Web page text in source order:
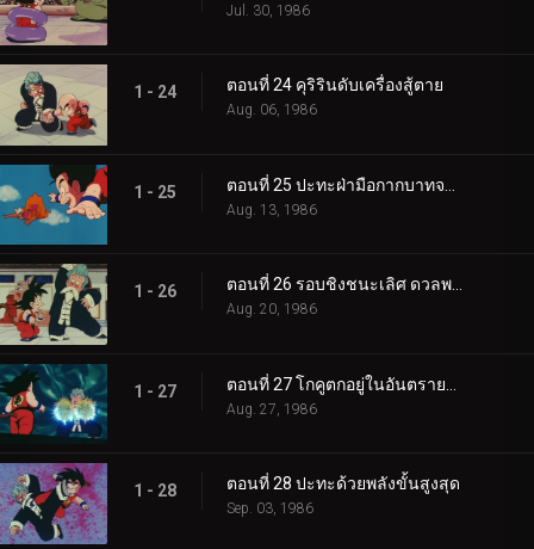
Jul. 30, 1986
1 - 24 ตอนที่ 24 คุริรินดับเครื่องสู้ตาย
Aug. 06, 1986
1 - 25
Aug. 13, 1986
1 - 26 ตอนที่ 26 รอบชิงชนะเลิศ ดวลพลังคลื่นเต่า
Aug. 20, 1986
1 - 27
Aug. 27, 1986
1 - 28 ตอนที่ 28 ปะทะด้วยพลังขั้นสูงสุด
Sep. 03, 1986